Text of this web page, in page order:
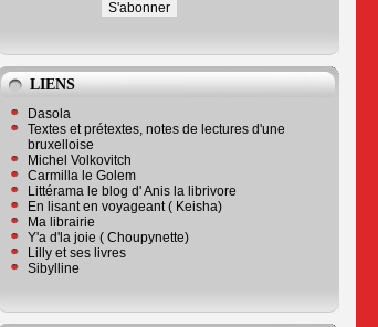
LIENS
Dasola
Textes et prétextes, notes de lectures d'une
bruxelloise
Michel Volkovitch
Carmilla le Golem
Littérama le blog d' Anis la librivore
En lisant en voyageant ( Keisha)
Ma librairie
Y'a d'la joie ( Choupynette)
Lilly et ses livres
Sibylline